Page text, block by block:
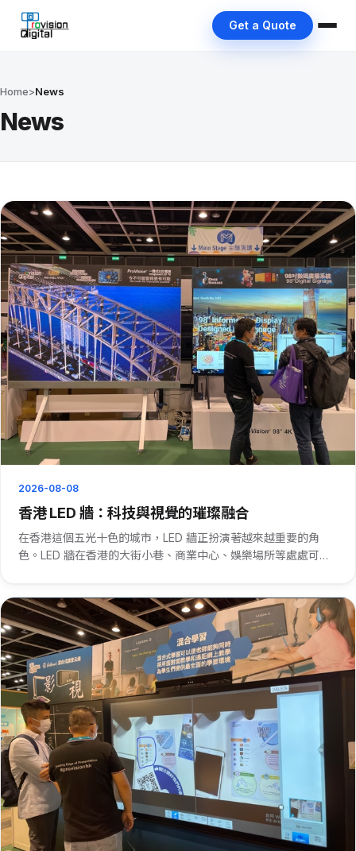
Get a Quote
Home>News
News
2026-08-08
香港 LED 牆：科技與視覺的璀璨融合
在香港這個五光十色的城市，LED 牆正扮演著越來越重要的角
色。LED 牆在香港的大街小巷、商業中心、娛樂場所等處處可
來。比如在···